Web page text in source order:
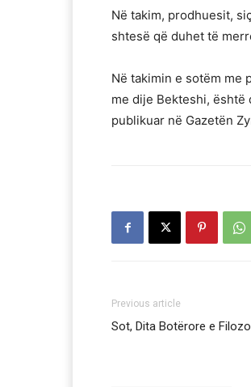
Në takim, prodhuesit,
shtesë që duhet të
Në takimin e sotëm me
me dije Bekteshi,
publikuar në Gazetën
Previous article
Sot, Dita Botërore e